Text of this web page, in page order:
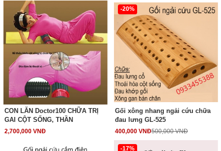
CON LĂN Doctor100 CHỮA TRỊ
GAI CỘT SỐNG, THẦN
2,700,000 VNĐ
-20%
Gối xông nhang ngải cứu chữa
đau lưng GL-525
400,000 VNĐ500,000 VNĐ
-17%